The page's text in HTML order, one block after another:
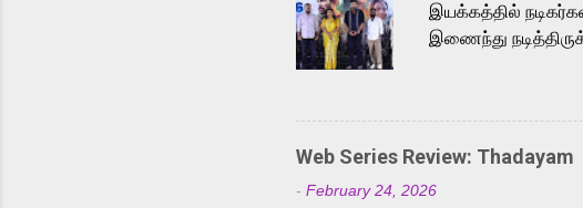
இயக்கத்தில்
இணைந்து
அருள்நிதி, ஆரவ்,
'பருத்திவீரன்'
செய்திருக்கும் இந்த
இளையராஜா கலை
Web Series Review: Thadayam
- February 24, 2026